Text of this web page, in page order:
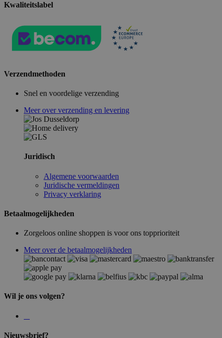
Kwaliteitslabel
Verzendmethoden
Snel en voordelige verzending
Meer over verzending en levering
Juridisch
Algemene voorwaarden
Juridische vermeldingen
Privacy verklaring
Betaalmogelijkheden
Zorgeloos online shoppen is voor ons topprioriteit
Meer over de betaalmogelijkheden
Wil je ons volgen?
Nieuwsbrief?